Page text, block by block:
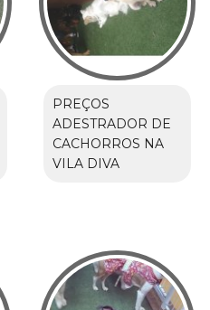
PREÇOS
ADESTRADOR DE
CACHORROS NA
VILA DIVA